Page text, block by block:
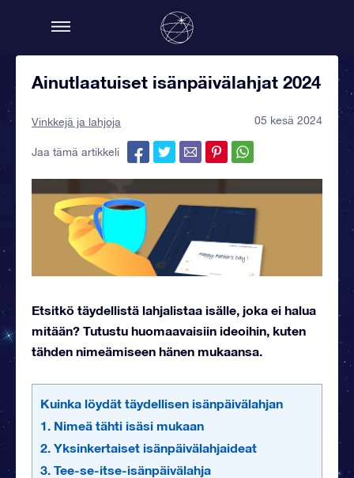
Ainutlaatuiset isänpäivälahjat 2024
Vinkkejä ja lahjoja 05 kesä 2024
Jaa tämä artikkeli
Etsitkö täydellistä lahjalistaa isälle, joka ei halua
mitään? Tutustu huomaavaisiin ideoihin, kuten
tähden nimeämiseen hänen mukaansa.
Kuinka löydät täydellisen isänpäivälahjan
1. Nimeä tähti isäsi mukaan
2. Yksinkertaiset isänpäivälahjaideat
3. Tee-se-itse-isänpäivälahja